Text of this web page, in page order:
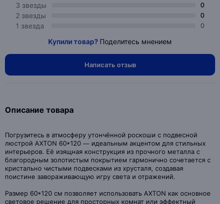
3 звезды 0
2 звезды 0
1 звезда 0
Купили товар? Поделитесь мнением
Написать отзыв
Описание товара
Погрузитесь в атмосферу утончённой роскоши с подвесной
люстрой AXTON 60*120 — идеальным акцентом для стильных
интерьеров. Её изящная конструкция из прочного металла с
благородным золотистым покрытием гармонично сочетается с
кристально чистыми подвесками из хрусталя, создавая
поистине завораживающую игру света и отражений.
Размер 60*120 см позволяет использовать AXTON как основное
световое решение для просторных комнат или эффектный